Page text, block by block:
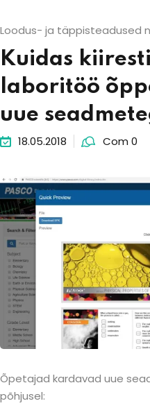
Loodus- ja täppisteadused
Kuidas
laboritöö
uue
18.05.2018 Com 0
Õpetajad kardavad uue
põhjusel: